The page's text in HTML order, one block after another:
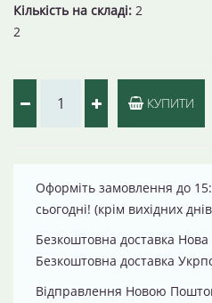
Кількість на складі: 2
2
КУПИТИ
Оформіть замовлення до
сьогодні! (крім вихідних
Безкоштовна доставка
Безкоштовна доставка
Відправлення Новою